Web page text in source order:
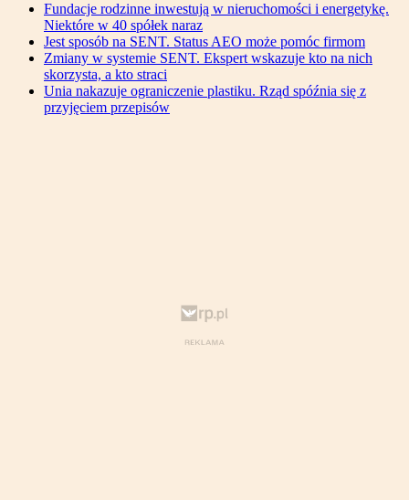
Fundacje rodzinne inwestują w nieruchomości i energetykę.
Niektóre w 40 spółek naraz
Jest sposób na SENT. Status AEO może pomóc firmom
Zmiany w systemie SENT. Ekspert wskazuje kto na nich
skorzysta, a kto straci
Unia nakazuje ograniczenie plastiku. Rząd spóźnia się z
przyjęciem przepisów